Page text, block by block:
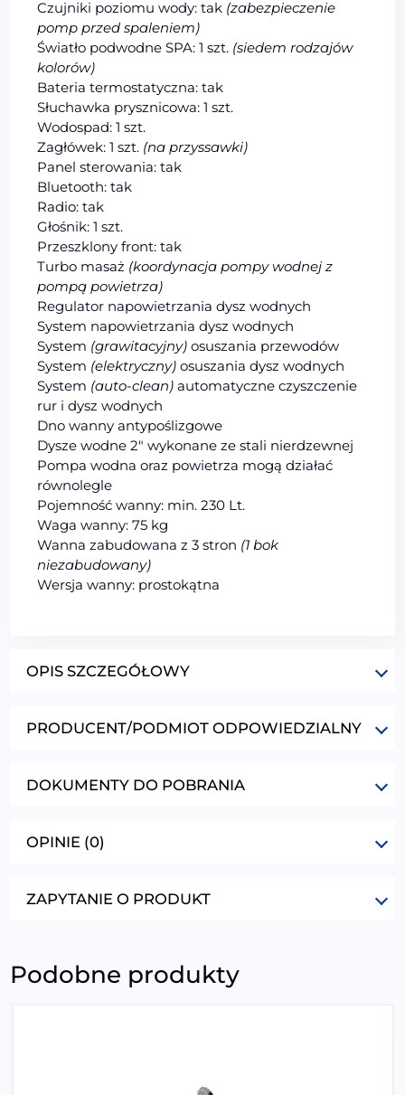
Czujniki poziomu wody: tak (zabezpieczenie
pomp przed spaleniem)
Światło podwodne SPA: 1 szt. (siedem rodzajów
kolorów)
Bateria termostatyczna: tak
Słuchawka prysznicowa: 1 szt.
Wodospad: 1 szt.
Zagłówek: 1 szt. (na przyssawki)
Panel sterowania: tak
Bluetooth: tak
Radio: tak
Głośnik: 1 szt.
Przeszklony front: tak
Turbo masaż (koordynacja pompy wodnej z
pompą powietrza)
Regulator napowietrzania dysz wodnych
System napowietrzania dysz wodnych
System (grawitacyjny) osuszania przewodów
System (elektryczny) osuszania dysz wodnych
System (auto-clean) automatyczne czyszczenie
rur i dysz wodnych
Dno wanny antypoślizgowe
Dysze wodne 2″ wykonane ze stali nierdzewnej
Pompa wodna oraz powietrza mogą działać
równolegle
Pojemność wanny: min. 230 Lt.
Waga wanny: 75 kg
Wanna zabudowana z 3 stron (1 bok
niezabudowany)
Wersja wanny: prostokątna
OPIS SZCZEGÓŁOWY
PRODUCENT/PODMIOT ODPOWIEDZIALNY
DOKUMENTY DO POBRANIA
OPINIE (0)
ZAPYTANIE O PRODUKT
Podobne produkty